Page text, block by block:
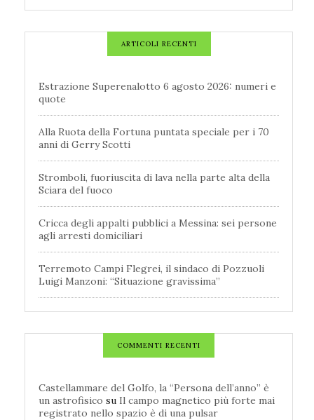
ARTICOLI RECENTI
Estrazione Superenalotto 6 agosto 2026: numeri e
quote
Alla Ruota della Fortuna puntata speciale per i 70
anni di Gerry Scotti
Stromboli, fuoriuscita di lava nella parte alta della
Sciara del fuoco
Cricca degli appalti pubblici a Messina: sei persone
agli arresti domiciliari
Terremoto Campi Flegrei, il sindaco di Pozzuoli
Luigi Manzoni: “Situazione gravissima”
COMMENTI RECENTI
Castellammare del Golfo, la “Persona dell’anno” è
un astrofisico su Il campo magnetico più forte mai
registrato nello spazio è di una pulsar